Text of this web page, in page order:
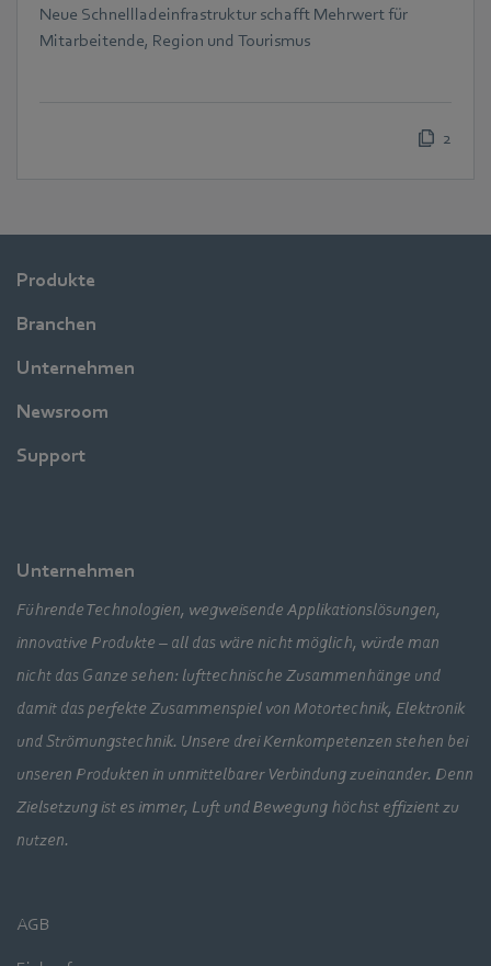
Neue Schnellladeinfrastruktur schafft Mehrwert für
Mitarbeitende, Region und Tourismus
2
Produkte
Branchen
Unternehmen
Newsroom
Support
Unternehmen
Führende Technologien, wegweisende Applikationslösungen,
innovative Produkte – all das wäre nicht möglich, würde man
nicht das Ganze sehen: lufttechnische Zusammenhänge und
damit das perfekte Zusammenspiel von Motortechnik, Elektronik
und Strömungstechnik. Unsere drei Kernkompetenzen stehen bei
unseren Produkten in unmittelbarer Verbindung zueinander. Denn
Zielsetzung ist es immer, Luft und Bewegung höchst effizient zu
nutzen.
AGB